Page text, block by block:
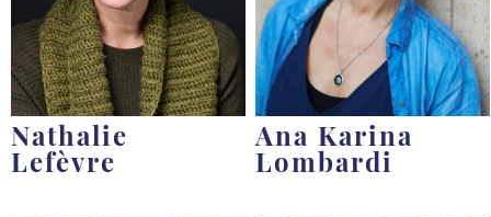
Nathalie
Lefèvre
Ana Karina
Lombardi